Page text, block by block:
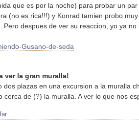
que es por la noche) para probar un
(no es rica!!!) y Konrad tamien probo
Pero despues de ver su reaccion, yo ya no
Gusano-de-seda
ver la gran muralla!
dos plazas en una excursion a la muralla
cerca de (?) la muralla. A ver lo que nos